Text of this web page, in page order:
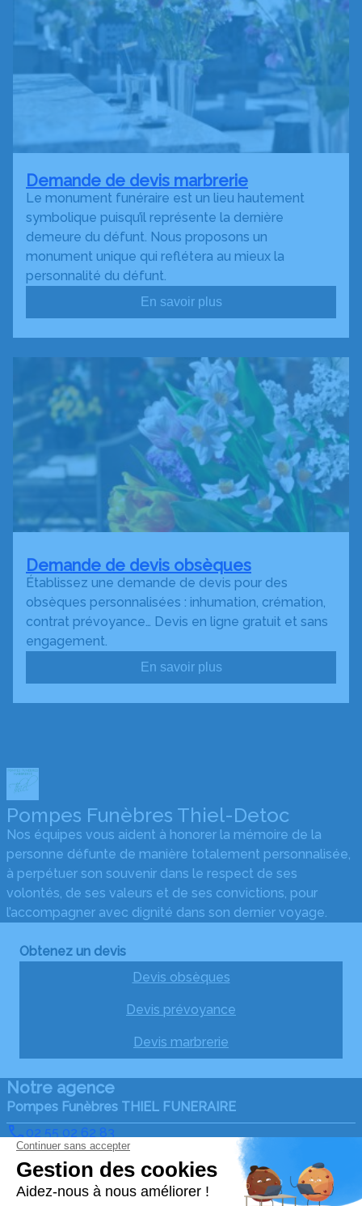
Demande de devis marbrerie
Le monument funéraire est un lieu hautement
symbolique puisqu’il représente la dernière
demeure du défunt. Nous proposons un
monument unique qui reflétera au mieux la
personnalité du défunt.
En savoir plus
Demande de devis obsèques
Établissez une demande de devis pour des
obsèques personnalisées : inhumation, crémation,
contrat prévoyance… Devis en ligne gratuit et sans
engagement.
En savoir plus
Pompes Funèbres Thiel-Detoc
Nos équipes vous aident à honorer la mémoire de la
personne défunte de manière totalement personnalisée,
à perpétuer son souvenir dans le respect de ses
volontés, de ses valeurs et de ses convictions, pour
l’accompagner avec dignité dans son dernier voyage.
Obtenez un devis
Devis obsèques
Devis prévoyance
Devis marbrerie
Notre agence
Pompes Funèbres THIEL FUNERAIRE
02 55 02 62 83
thieldetoc@orange.fr
2, Rue Korrigans – 35380 – Plélan-le-Grand
4.6/5 – 109 avis